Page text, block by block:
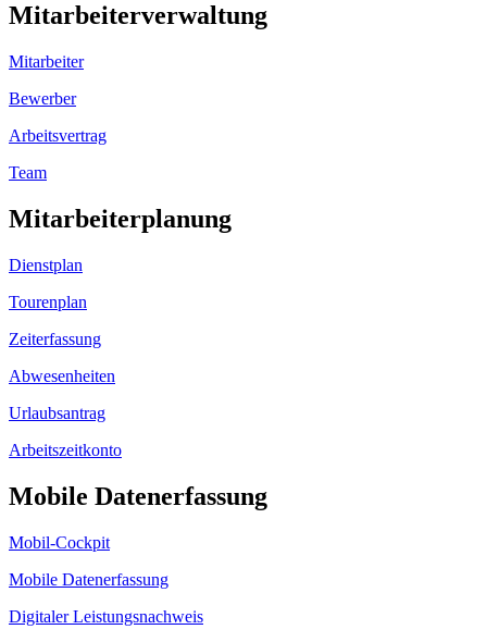
Mitarbeiterverwaltung
Mitarbeiter
Bewerber
Arbeitsvertrag
Team
Mitarbeiterplanung
Dienstplan
Tourenplan
Zeiterfassung
Abwesenheiten
Urlaubsantrag
Arbeitszeitkonto
Mobile Datenerfassung
Mobil-Cockpit
Mobile Datenerfassung
Digitaler Leistungsnachweis